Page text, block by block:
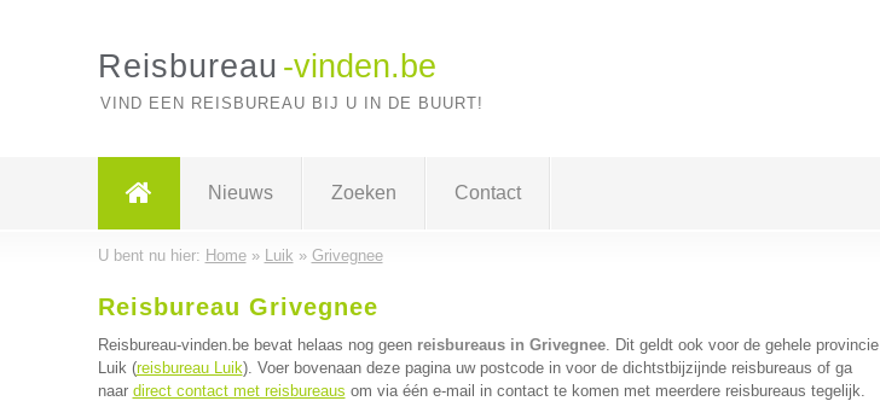
Reisbureau -vinden.be
VIND EEN REISBUREAU BIJ U IN DE BUURT!
Nieuws Zoeken Contact
U bent nu hier: Home» Luik » Grivegnee
Reisbureau Grivegnee
Reisbureau-vinden.be bevat helaas nog geen reisbureaus in Grivegnee. Dit geldt ook voor de gehele provincie
Luik (reisbureau Luik). Voer bovenaan deze pagina uw postcode in voor de dichtstbijzijnde reisbureaus of ga
naar direct contact met reisbureaus om via één e-mail in contact te komen met meerdere reisbureaus tegelijk.